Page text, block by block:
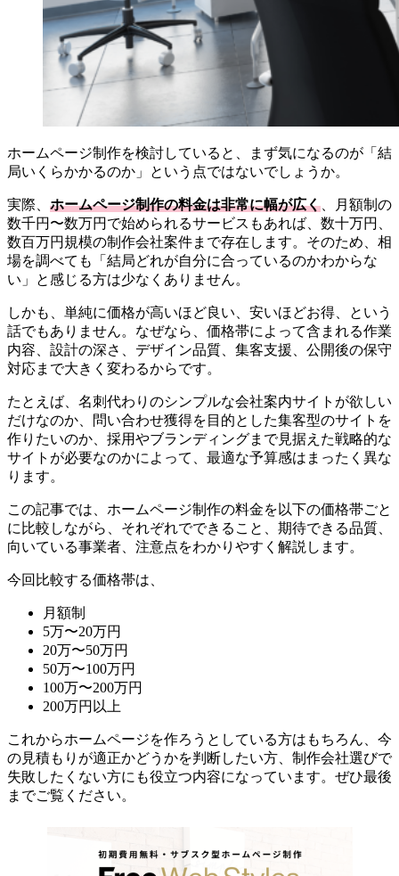
ホームページ制作を検討していると、まず気になるのが「結
局いくらかかるのか」という点ではないでしょうか。
実際、 ホームページ制作の料金は非常に幅が広く 、月額制の
数千円〜数万円で始められるサービスもあれば、数十万円、
数百万円規模の制作会社案件まで存在します。そのため、相
場を調べても「結局どれが自分に合っているのかわからな
い」と感じる方は少なくありません。
しかも、単純に価格が高いほど良い、安いほどお得、という
話でもありません。なぜなら、価格帯によって含まれる作業
内容、設計の深さ、デザイン品質、集客支援、公開後の保守
対応まで大きく変わるからです。
たとえば、名刺代わりのシンプルな会社案内サイトが欲しい
だけなのか、問い合わせ獲得を目的とした集客型のサイトを
作りたいのか、採用やブランディングまで見据えた戦略的な
サイトが必要なのかによって、最適な予算感はまったく異な
ります。
この記事では、ホームページ制作の料金を以下の価格帯ごと
に比較しながら、それぞれでできること、期待できる品質、
向いている事業者、注意点をわかりやすく解説します。
今回比較する価格帯は、
月額制
5万〜20万円
20万〜50万円
50万〜100万円
100万〜200万円
200万円以上
これからホームページを作ろうとしている方はもちろん、今
の見積もりが適正かどうかを判断したい方、制作会社選びで
失敗したくない方にも役立つ内容になっています。ぜひ最後
までご覧ください。